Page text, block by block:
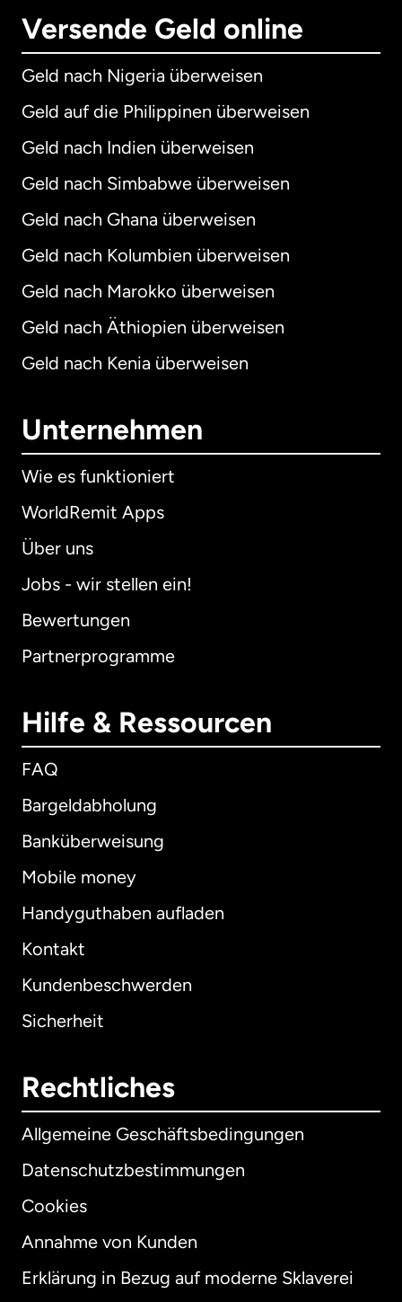
Versende Geld online
Geld nach Nigeria überweisen
Geld auf die Philippinen überweisen
Geld nach Indien überweisen
Geld nach Simbabwe überweisen
Geld nach Ghana überweisen
Geld nach Kolumbien überweisen
Geld nach Marokko überweisen
Geld nach Äthiopien überweisen
Geld nach Kenia überweisen
Unternehmen
Wie es funktioniert
WorldRemit Apps
Über uns
Jobs - wir stellen ein!
Bewertungen
Partnerprogramme
Hilfe & Ressourcen
FAQ
Bargeldabholung
Banküberweisung
Mobile money
Handyguthaben aufladen
Kontakt
Kundenbeschwerden
Sicherheit
Rechtliches
Allgemeine Geschäftsbedingungen
Datenschutzbestimmungen
Cookies
Annahme von Kunden
Erklärung in Bezug auf moderne Sklaverei
International English